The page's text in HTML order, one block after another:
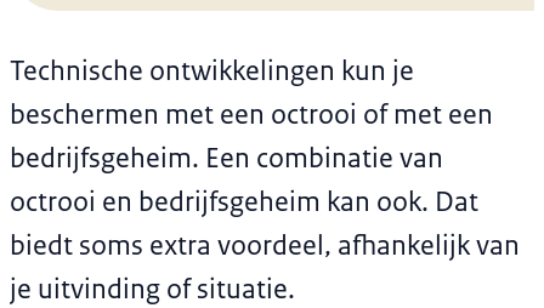
Technische ontwikkelingen kun je
beschermen met een octrooi of met een
bedrijfsgeheim. Een combinatie van
octrooi en bedrijfsgeheim kan ook. Dat
biedt soms extra voordeel, afhankelijk van
je uitvinding of situatie.